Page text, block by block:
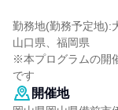
勤務地(勤務予定地):
山口県、福岡県
※本プログラムの開
です
開催地